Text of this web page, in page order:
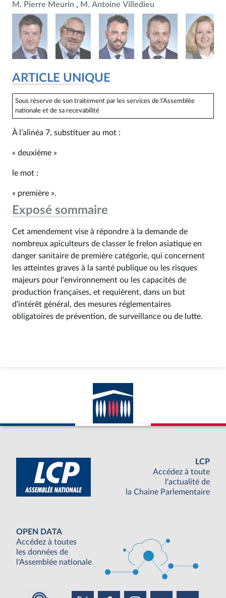
M. Pierre Meurin
M. Antoine Villedieu
ARTICLE UNIQUE
Sous réserve de son traitement par les services de l'Assemblée
nationale et de sa recevabilité
À l’alinéa 7, substituer au mot :
« deuxième »
le mot :
« première ».
Exposé sommaire
Cet amendement vise à répondre à la demande de
nombreux apiculteurs de classer le frelon asiatique en
danger sanitaire de première catégorie, qui concernent
les atteintes graves à la santé publique ou les risques
majeurs pour l'environnement ou les capacités de
production françaises, et requièrent, dans un but
d'intérêt général, des mesures réglementaires
obligatoires de prévention, de surveillance ou de lutte.
LCP
Accédez à toute
l'actualité de
la Chaine Parlementaire
OPEN DATA
Accédez à toutes
les données de
l'Assemblée nationale